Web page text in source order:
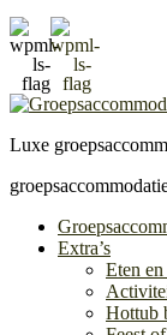
Luxe
Extra’s
Eten
Hottub